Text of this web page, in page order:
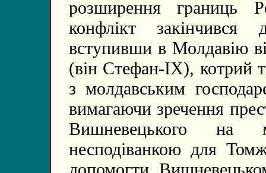
розширення границь
конфлікт закінчився
вступивши в Молдавію
(він Стефан-ІХ), котрий
з молдавським
вимагаючи зречення
Вишневецького на
несподіванкою для